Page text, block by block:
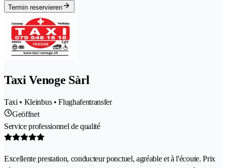
Termin reservieren
Taxi Venoge Sàrl
Taxi • Kleinbus • Flughafentransfer
Geöffnet
Service professionnel de qualité
Excellente prestation, conducteur ponctuel, agréable et à l'écoute. Prix